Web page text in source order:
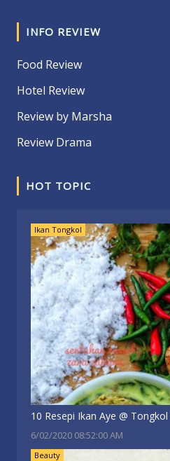
INFO REVIEW
Food Review
Hotel Review
Review by Marsha
Review Drama
HOT TOPIC
Ikan Tongkol
10 Resepi Ikan Aye @
6/02/2020 08:52:00 AM
Beauty